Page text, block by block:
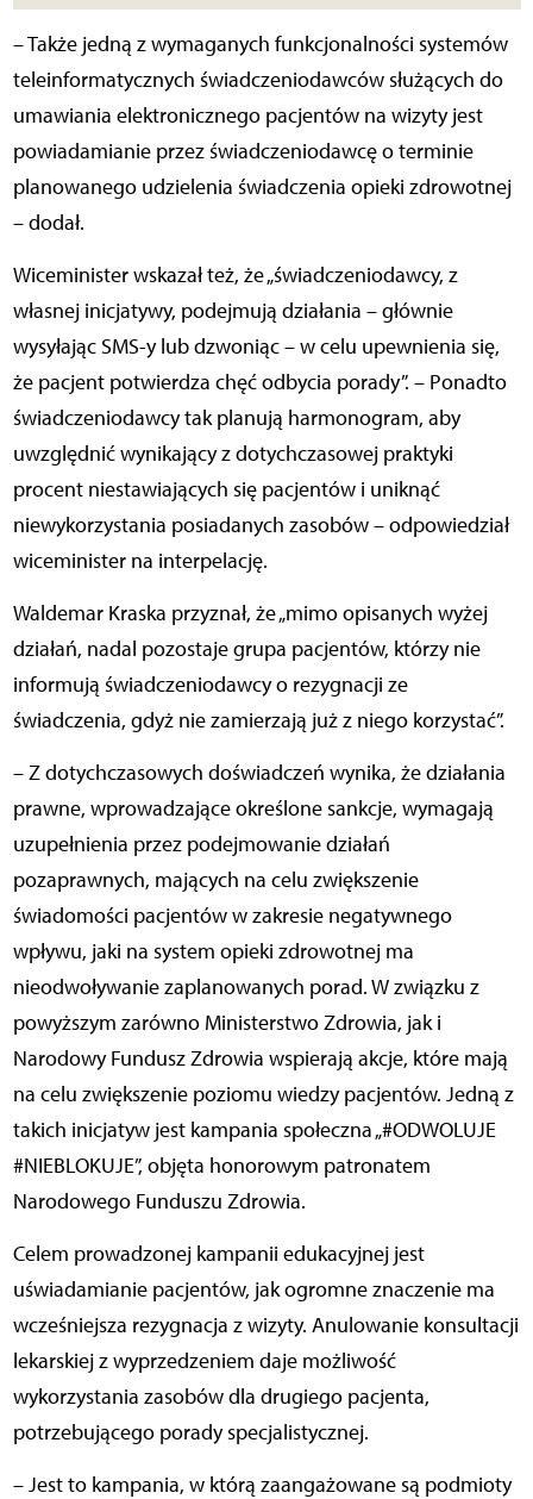
– Także jedną z wymaganych funkcjonalności systemów
teleinformatycznych świadczeniodawców służących do
umawiania elektronicznego pacjentów na wizyty jest
powiadamianie przez świadczeniodawcę o terminie
planowanego udzielenia świadczenia opieki zdrowotnej
– dodał.
Wiceminister wskazał też, że „świadczeniodawcy, z
własnej inicjatywy, podejmują działania – głównie
wysyłając SMS-y lub dzwoniąc – w celu upewnienia się,
że pacjent potwierdza chęć odbycia porady”. – Ponadto
świadczeniodawcy tak planują harmonogram, aby
uwzględnić wynikający z dotychczasowej praktyki
procent niestawiających się pacjentów i uniknąć
niewykorzystania posiadanych zasobów – odpowiedział
wiceminister na interpelację.
Waldemar Kraska przyznał, że „mimo opisanych wyżej
działań, nadal pozostaje grupa pacjentów, którzy nie
informują świadczeniodawcy o rezygnacji ze
świadczenia, gdyż nie zamierzają już z niego korzystać”.
– Z dotychczasowych doświadczeń wynika, że działania
prawne, wprowadzające określone sankcje, wymagają
uzupełnienia przez podejmowanie działań
pozaprawnych, mających na celu zwiększenie
świadomości pacjentów w zakresie negatywnego
wpływu, jaki na system opieki zdrowotnej ma
nieodwoływanie zaplanowanych porad. W związku z
powyższym zarówno Ministerstwo Zdrowia, jak i
Narodowy Fundusz Zdrowia wspierają akcje, które mają
na celu zwiększenie poziomu wiedzy pacjentów. Jedną z
takich inicjatyw jest kampania społeczna „#ODWOLUJE
#NIEBLOKUJE”, objęta honorowym patronatem
Narodowego Funduszu Zdrowia.
Celem prowadzonej kampanii edukacyjnej jest
uświadamianie pacjentów, jak ogromne znaczenie ma
wcześniejsza rezygnacja z wizyty. Anulowanie konsultacji
lekarskiej z wyprzedzeniem daje możliwość
wykorzystania zasobów dla drugiego pacjenta,
potrzebującego porady specjalistycznej.
– Jest to kampania, w którą zaangażowane są podmioty